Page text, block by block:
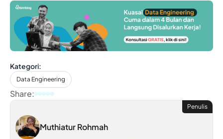
Kategori:
Data Engineering
Share:
Penulis
Muthiatur Rohmah